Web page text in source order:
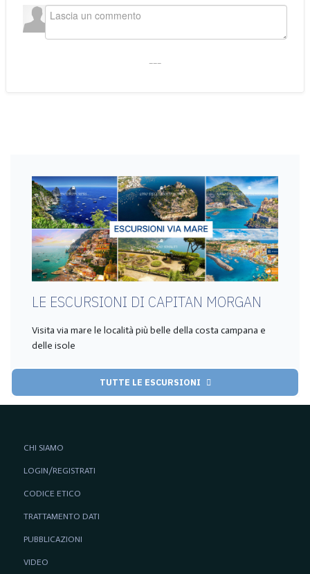
LE ESCURSIONI DI CAPITAN MORGAN
Visita via mare le località più belle della costa campana e
delle isole
TUTTE LE ESCURSIONI
CHI SIAMO
LOGIN/REGISTRATI
CODICE ETICO
TRATTAMENTO DATI
PUBBLICAZIONI
VIDEO